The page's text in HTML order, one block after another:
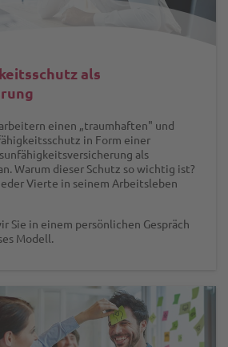
als
einen „traumhaften" und
in Form einer
als
Warum dieser Schutz so wichtig ist?
Vierte in seinem Arbeitsleben
Sie in einem persönlichen Gespräch
Modell.